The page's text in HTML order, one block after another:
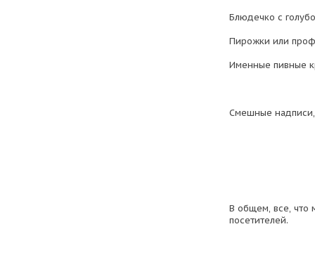
Блюдечко с
Пирожки или
Именные пивные
Смешные
В общем, все, что
посетителей.